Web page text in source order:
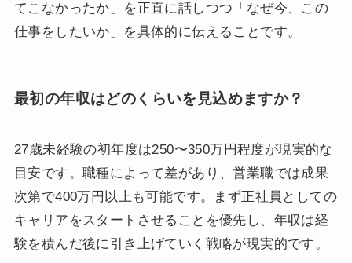
てこなかったか」を正直に話しつつ「なぜ今、この
仕事をしたいか」を具体的に伝えることです。
最初の年収はどのくらいを見込めますか？
27歳未経験の初年度は250〜350万円程度が現実的な
目安です。職種によって差があり、営業職では成果
次第で400万円以上も可能です。まず正社員としての
キャリアをスタートさせることを優先し、年収は経
験を積んだ後に引き上げていく戦略が現実的です。